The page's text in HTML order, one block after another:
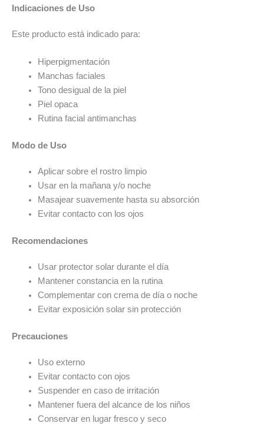
Indicaciones de Uso
Este producto está indicado para:
Hiperpigmentación
Manchas faciales
Tono desigual de la piel
Piel opaca
Rutina facial antimanchas
Modo de Uso
Aplicar sobre el rostro limpio
Usar en la mañana y/o noche
Masajear suavemente hasta su absorción
Evitar contacto con los ojos
Recomendaciones
Usar protector solar durante el día
Mantener constancia en la rutina
Complementar con crema de día o noche
Evitar exposición solar sin protección
Precauciones
Uso externo
Evitar contacto con ojos
Suspender en caso de irritación
Mantener fuera del alcance de los niños
Conservar en lugar fresco y seco